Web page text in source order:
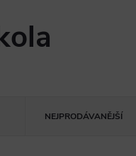
NEJPRODÁVANĚJŠÍ